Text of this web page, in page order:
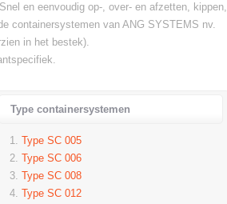
en eenvoudig op-, over- en afzetten, kippen,
containersystemen van ANG SYSTEMS nv.
in het bestek).
Type containersystemen
Type SC 005
Type SC 006
Type SC 008
Type SC 012